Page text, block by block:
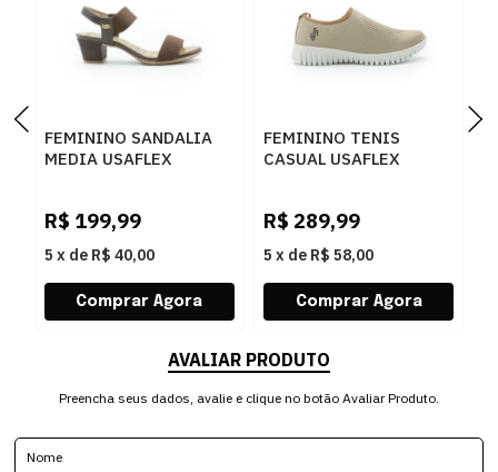
FEMININO SANDALIA
MEDIA USAFLEX
R$ 199,99
5 x de R$ 40,00
FEMININO TENIS
CASUAL USAFLEX
R$ 289,99
5 x de R$ 58,00
AVALIAR PRODUTO
Preencha seus dados, avalie e clique no botão Avaliar Produto.